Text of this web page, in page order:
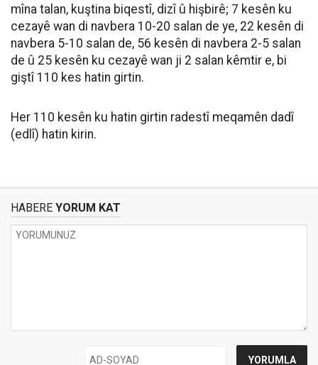
mîna talan, kuştina biqestî, dizî û hişbirê; 7 kesên ku
cezayê wan di navbera 10-20 salan de ye, 22 kesên di
navbera 5-10 salan de, 56 kesên di navbera 2-5 salan
de û 25 kesên ku cezayê wan ji 2 salan kêmtir e, bi
giştî 110 kes hatin girtin.
Her 110 kesên ku hatin girtin radestî meqamên dadî
(edlî) hatin kirin.
HABERE YORUM KAT